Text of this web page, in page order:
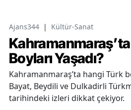
Ajans344 | Kültür-Sanat
Boyları Yaşadı?
Kahramanmaraş’ta hangi Türk
Bayat, Beydili ve Dulkadirli
tarihindeki izleri dikkat çekiyor.